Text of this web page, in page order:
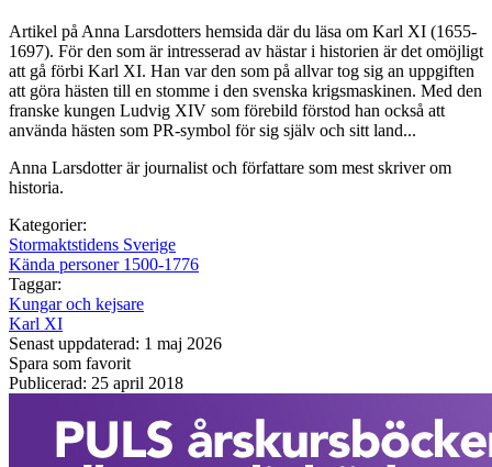
Artikel på Anna Larsdotters hemsida där du läsa om Karl XI (1655-
1697). För den som är intresserad av hästar i historien är det omöjligt
att gå förbi Karl XI. Han var den som på allvar tog sig an uppgiften
att göra hästen till en stomme i den svenska krigsmaskinen. Med den
franske kungen Ludvig XIV som förebild förstod han också att
använda hästen som PR-symbol för sig själv och sitt land...
Anna Larsdotter är journalist och författare som mest skriver om
historia.
Kategorier:
Stormaktstidens Sverige
Kända personer 1500-1776
Taggar:
Kungar och kejsare
Karl XI
Senast uppdaterad: 1 maj 2026
Spara som favorit
Publicerad: 25 april 2018